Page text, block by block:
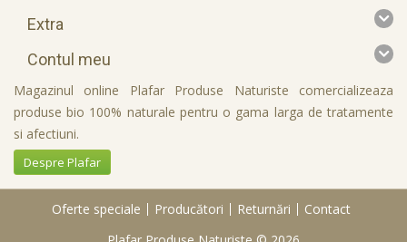
Extra
Contul meu
Magazinul online Plafar Produse Naturiste comercializeaza
produse bio 100% naturale pentru o gama larga de tratamente
si afectiuni.
Despre Plafar
Oferte speciale Producători Returnări
Contact